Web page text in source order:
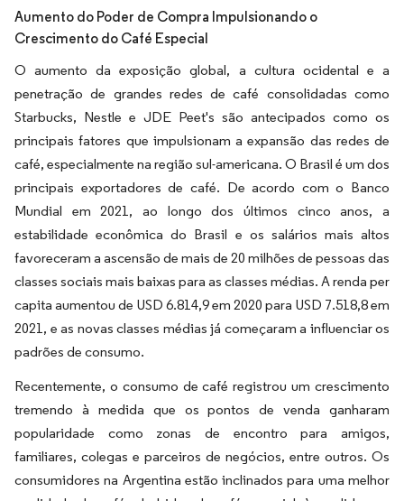
Aumento do Poder de Compra Impulsionando o
Crescimento do Café Especial
O aumento da exposição global, a cultura ocidental e a
penetração de grandes redes de café consolidadas como
Starbucks, Nestle e JDE Peet's são antecipados como os
principais fatores que impulsionam a expansão das redes de
café, especialmente na região sul-americana. O Brasil é um dos
principais exportadores de café. De acordo com o Banco
Mundial em 2021, ao longo dos últimos cinco anos, a
estabilidade econômica do Brasil e os salários mais altos
favoreceram a ascensão de mais de 20 milhões de pessoas das
classes sociais mais baixas para as classes médias. A renda per
capita aumentou de USD 6.814,9 em 2020 para USD 7.518,8 em
2021, e as novas classes médias já começaram a influenciar os
padrões de consumo.
Recentemente, o consumo de café registrou um crescimento
tremendo à medida que os pontos de venda ganharam
popularidade como zonas de encontro para amigos,
familiares, colegas e parceiros de negócios, entre outros. Os
consumidores na Argentina estão inclinados para uma melhor